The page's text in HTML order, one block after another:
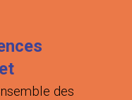
des